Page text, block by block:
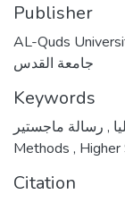
Publisher
AL-Quds
جامعة القدس
Keywords
,
Methods , Higher
Citation